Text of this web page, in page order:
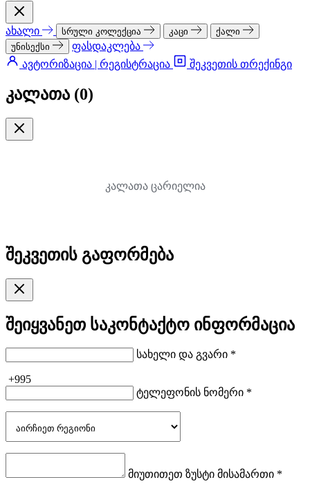
ახალი სრული კოლექცია კაცი
ქალი
უნისექსი
ფასდაკლება
ავტორიზაცია | რეგისტრაცია
შეკვეთის თრექინგი
კალათა (0)
კალათა ცარიელია
შეკვეთის გაფორმება
შეიყვანეთ საკონტაქტო ინფორმაცია
სახელი და გვარი *
+995
ტელეფონის ნომერი *
მიუთითეთ ზუსტი მისამართი *